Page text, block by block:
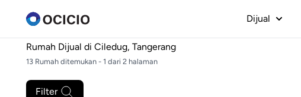
Dijual
Rumah Dijual di Ciledug, Tangerang
13 Rumah ditemukan - 1 dari 2 halaman
Filter